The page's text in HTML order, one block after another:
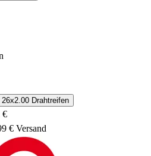
Drahtreifen
€
€ Versand